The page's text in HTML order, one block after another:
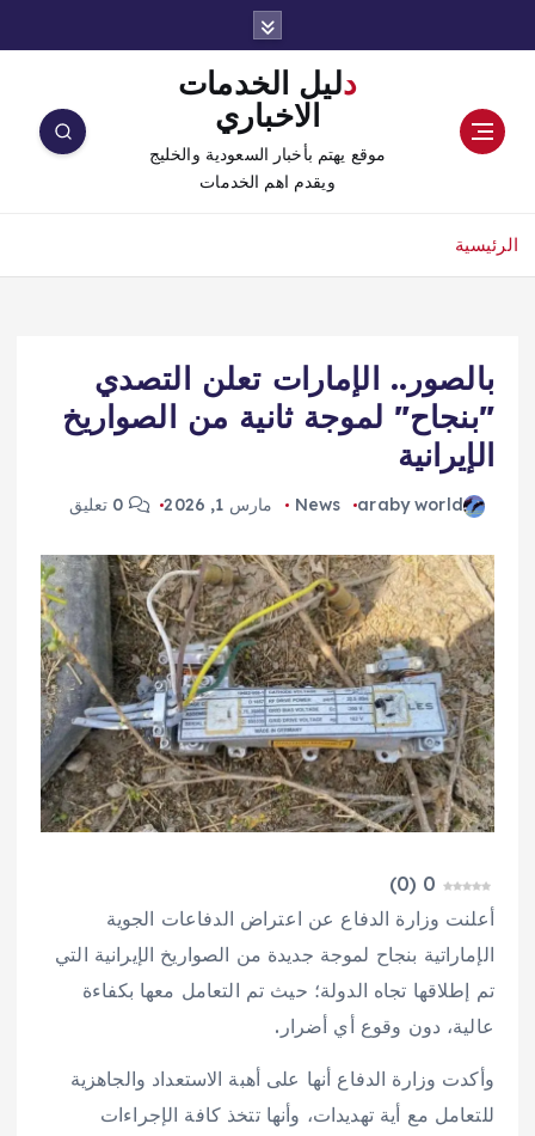
دليل الخدمات
الاخباري
موقع يهتم بأخبار السعودية والخليج
ويقدم اهم الخدمات
الرئيسية
بالصور.. الإمارات تعلن التصدي
"بنجاح" لموجة ثانية من الصواريخ
الإيرانية
araby world
News مارس 1, 2026
0
(
0
)
أعلنت وزارة الدفاع عن اعتراض الدفاعات الجوية
الإماراتية بنجاح لموجة جديدة من الصواريخ الإيرانية التي
تم إطلاقها تجاه الدولة؛ حيث تم التعامل معها بكفاءة
عالية، دون وقوع أي أضرار.
وأكدت وزارة الدفاع أنها على أهبة الاستعداد والجاهزية
للتعامل مع أية تهديدات، وأنها تتخذ كافة الإجراءات